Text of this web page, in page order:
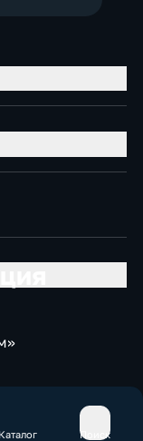
Каталог Поиск